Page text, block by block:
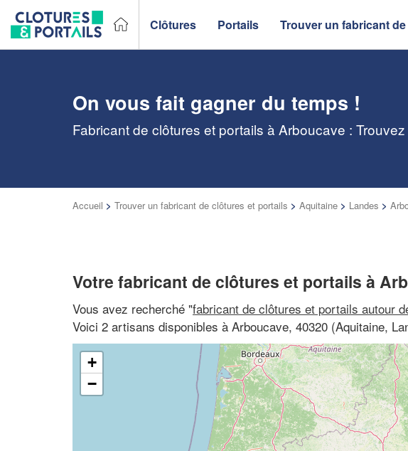
Clôtures Portails Trouver un fabricant
On vous fait gagner du temps !
Fabricant de clôtures et portails à Arboucave :
Accueil > Trouver un fabricant de clôtures et portails > Aquitaine > Landes >
Votre fabricant de clôtures et portails à
Vous avez recherché "fabricant de clôtures et portails autour
Voici 2 artisans disponibles à Arboucave, 40320 (Aquitaine,
+
−